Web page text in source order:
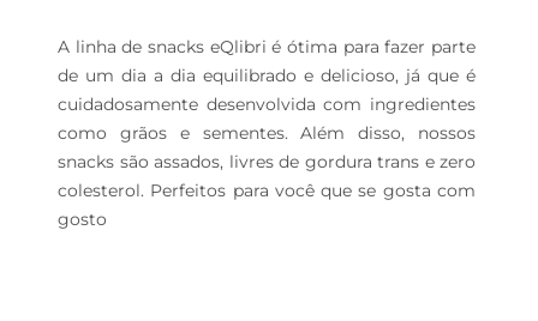
A linha de snacks eQlibri é ótima para fazer parte
de um dia a dia equilibrado e delicioso, já que é
cuidadosamente desenvolvida com ingredientes
como grãos e sementes. Além disso, nossos
snacks são assados, livres de gordura trans e zero
colesterol. Perfeitos para você que se gosta com
gosto